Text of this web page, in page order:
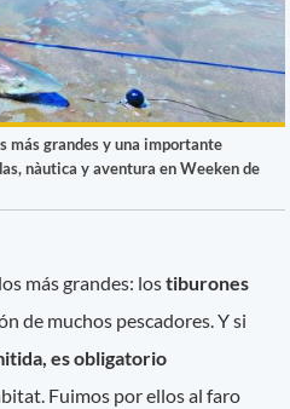
más grandes y una importante
nàutica y aventura en Weeken de
más grandes: lostiburones
de muchos pescadores. Y si
es obligatorio
Fuimos por ellos al faro